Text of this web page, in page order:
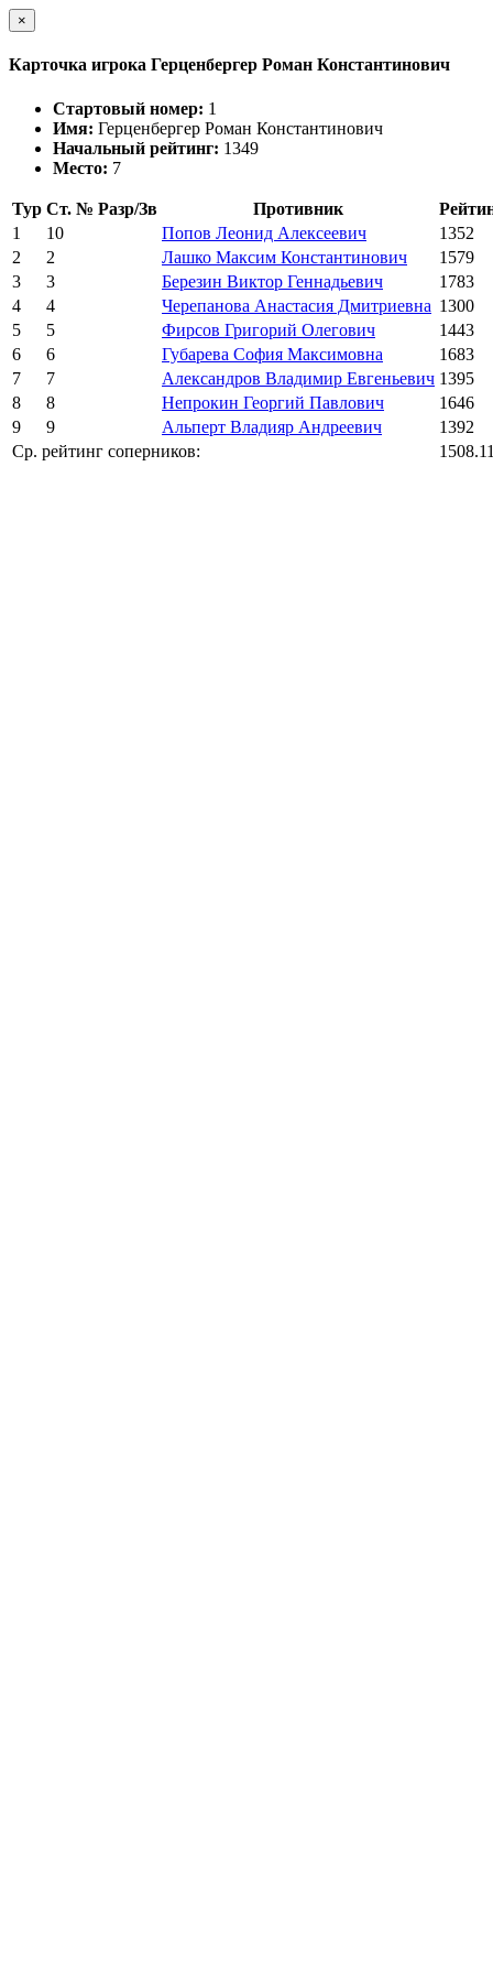
×
Карточка игрока Герценбергер Роман Константинович
Стартовый номер: 1
Имя: Герценбергер Роман Константинович
Начальный рейтинг: 1349
Место: 7
Тур Ст. № Разр/Зв Противник
1
10 Попов Леонид Алексеевич
1352
2
2 Лашко Максим Константинович
1579
3
3 Березин Виктор Геннадьевич
1783
4
4 Черепанова Анастасия Дмитриевна 1300
5
5 Фирсов Григорий Олегович
1443
6
6 Губарева София Максимовна
1683
7
7 Александров Владимир Евгеньевич 1395
8
8 Непрокин Георгий Павлович
1646
9
9 Альперт Владияр Андреевич
1392
Ср. рейтинг соперников: